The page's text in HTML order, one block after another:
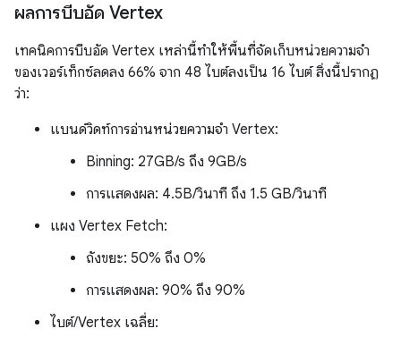
ผลการบีบอัด Vertex
เทคนิคการบีบอัด Vertex เหล่านี้ทำให้พื้นที่จัดเก็บหน่วยความจำ
ของเวอร์เท็กซ์ลดลง 66% จาก 48 ไบต์ลงเป็น 16 ไบต์ สิ่งนี้ปรากฏ
ว่า:
แบนด์วิดท์การอ่านหน่วยความจำ Vertex:
Binning: 27GB/s ถึง 9GB/s
การแสดงผล: 4.5B/วินาที ถึง 1.5 GB/วินาที
แผง Vertex Fetch:
ถังขยะ: 50% ถึง 0%
การแสดงผล: 90% ถึง 90%
ไบต์/Vertex เฉลี่ย: